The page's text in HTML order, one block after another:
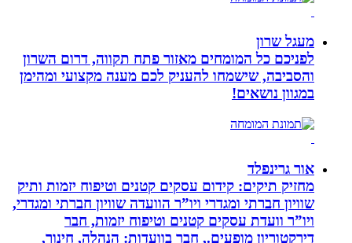
מעגל שרון
לפניכם כל המומחים מאזור פתח תקווה, דרום השרון
והסביבה, שישמחו להעניק לכם מענה מקצועי ומהימן
במגוון נושאים!
אור גרינפלד
מחזיק תיקים: קידום עסקים קטנים וטיפוח יזמות ותיק
שוויון חברתי ומגדרי ויו”ר הוועדה שוויון חברתי ומגדרי,
ויו”ר וועדת עסקים קטנים וטיפוח יזמות, חבר
דירקטוריון מופעים., חבר בוועדות: הנהלה, חינוך,